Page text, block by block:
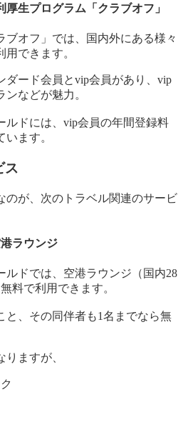
生プログラム「クラブオフ」
ブオフ」では、国内外にある様々
できます。
ダード会員とvip会員があり、vip
などが魅力。
ルドには、vip会員の年間登録料
ます。
ス
のが、次のトラベル関連のサービ
ラウンジ
ルドでは、空港ラウンジ（国内28
料で利用できます。
と、その同伴者も1名までなら無
ますが、